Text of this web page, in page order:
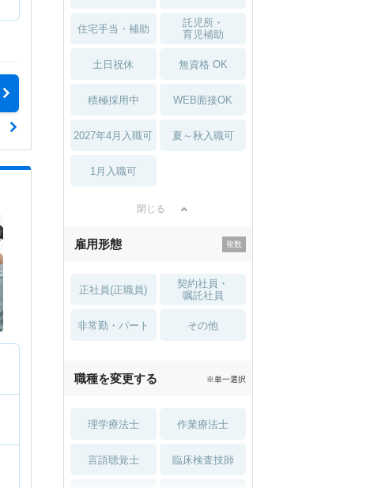
住宅手当・補助
託児所・
育児補助
土日祝休 無資格 OK
積極採用中 WEB面接OK
2027年4月入職可 夏～秋入職可
1月入職可
閉じる
雇用形態
正社員(正職員)
契約社員・
嘱託社員
非常勤・パート その他
職種を変更する ※単一選択
理学療法士 作業療法士
言語聴覚士 臨床検査技師